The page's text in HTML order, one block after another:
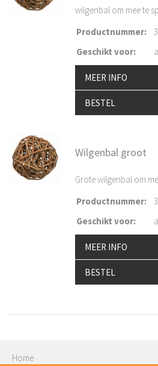
wilgenbal om mee te
Productnummer:
Geschikt voor:
MEER INFO
BESTEL
Wilgenbal groot
Grote wilgenbal om
Productnummer:
Geschikt voor:
MEER INFO
BESTEL
Home